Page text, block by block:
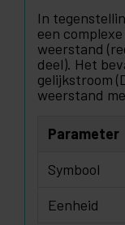
In
een
weerstand
deel). Het
gelijkstroom
weerstand
Parameter
Symbool
Eenheid